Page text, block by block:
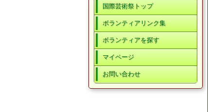
国際芸術祭トップ
ボランティアリンク集
ボランティアを探す
マイページ
お問い合わせ